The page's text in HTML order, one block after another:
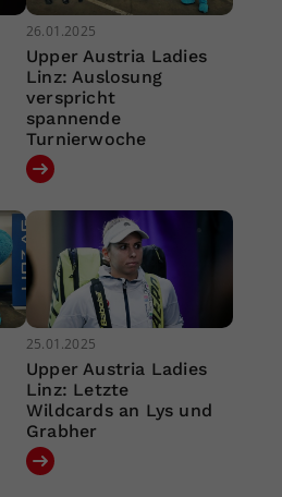
26.01.2025
Upper Austria Ladies
Linz: Auslosung
verspricht
spannende
Turnierwoche
25.01.2025
Upper Austria Ladies
Linz: Letzte
Wildcards an Lys und
Grabher